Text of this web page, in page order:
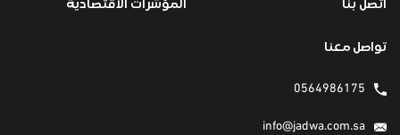
اتصل بنا
المؤشرات الاقتصادية
تواصل معنا
0564986175
info@jadwa.com.sa